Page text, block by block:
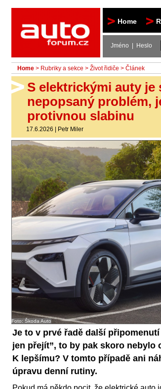
Home
Jméno | Heslo
Home > Rubriky a sekce > Život řidiče > Článek
S elektrickými auty je
nepopsaný problém,
protivnou slabinu
17.6.2026 | Petr Miler
Foto: Škoda Auto
Je to v prvé řadě další
jen přejít”, to by pak skoro
K lepšímu? V tomto případě ani
úpravu denní rutiny.